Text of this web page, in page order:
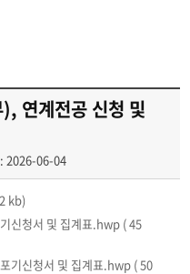
학과활동 및 행사
동아리
연계전공 신청 및
2026-06-04
kb)
신청서 및 집계표.hwp ( 45
기신청서 및 집계표.hwp ( 50